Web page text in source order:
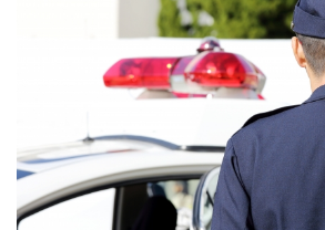
有料老人ホームを活用で特養待機者を解消
90代母親と息子が自宅で血を流し死亡 無理